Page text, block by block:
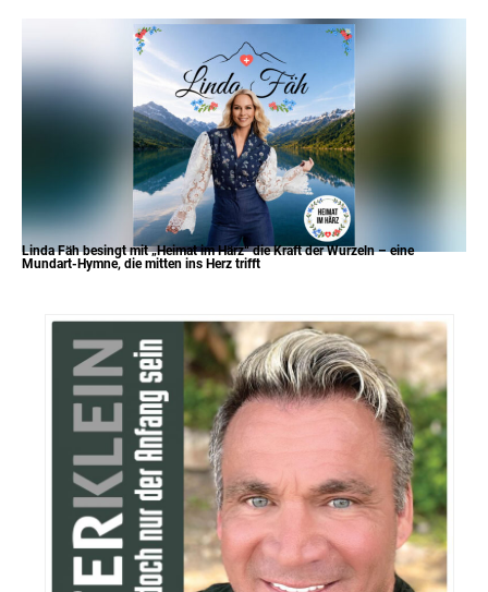
Linda Fäh besingt mit „Heimat im Härz“ die Kraft der Wurzeln – eine
Mundart-Hymne, die mitten ins Herz trifft